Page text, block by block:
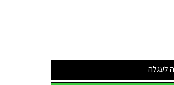
לעגלה